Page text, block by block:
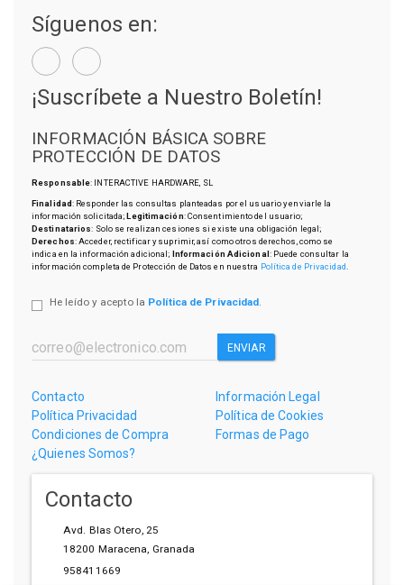
Síguenos en:
¡Suscríbete a Nuestro Boletín!
INFORMACIÓN BÁSICA SOBRE
PROTECCIÓN DE DATOS
Responsable: INTERACTIVE HARDWARE, SL
Finalidad: Responder las consultas planteadas por el usuario y enviarle la
información solicitada;Legitimación: Consentimiento del usuario;
Destinatarios: Solo se realizan cesiones si existe una obligación legal;
Derechos: Acceder, rectificar y suprimir, así como otros derechos, como se
indica en la información adicional; Información Adicional: Puede consultar la
información completa de Protección de Datos en nuestra Política de Privacidad
He leído y acepto la Política de Privacidad.
ENVIAR
Contacto
Información Legal
Política Privacidad
Política de Cookies
Condiciones de Compra
Formas de Pago
¿Quienes Somos?
Contacto
Avd. Blas Otero, 25
18200 Maracena, Granada
958411669